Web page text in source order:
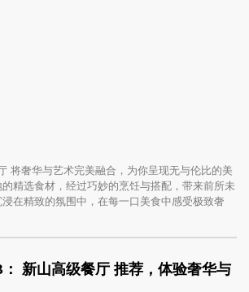
将奢华与艺术完美融合，为你呈现无与伦比的美
精选食材，经过巧妙的烹饪与搭配，带来前所未
在精致的氛围中，在每一口美食中感受极致奢
新山高级餐厅 推荐，体验奢华与